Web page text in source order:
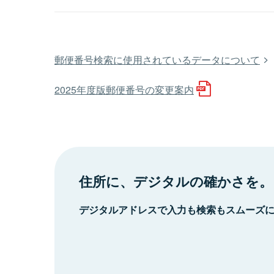
郵便番号検索に使用されているデータについて
2025年度版郵便番号の変更案内
住所に、デジタルの確かさを。
デジタルアドレスで入力も検索もスムーズ